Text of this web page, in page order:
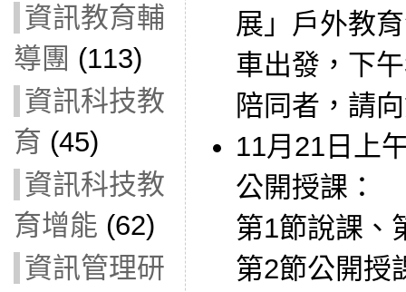
資訊教育輔
導團 (113)
資訊科技教
育 (45)
資訊科技教
育增能 (62)
資訊管理研
展」戶外教
車出發，下
陪同者，請
11月21日上
公開授課：
第1節說課、
第2節公開授